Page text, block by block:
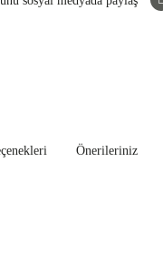
Önerileriniz